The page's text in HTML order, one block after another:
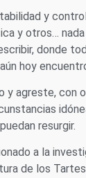
y
y otros…
donde
hoy
y agreste, con
resurgir.
a la
de los